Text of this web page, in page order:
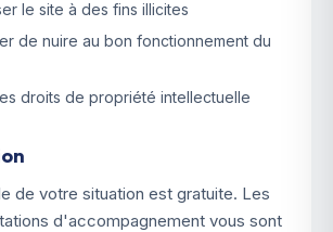
le site à des fins illicites
de nuire au bon fonctionnement du
droits de propriété intellectuelle
de votre situation est gratuite. Les
d'accompagnement vous sont